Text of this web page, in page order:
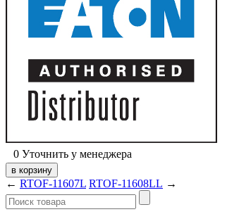
0 Уточнить у менеджера
← RTOF-11607L RTOF-11608LL →